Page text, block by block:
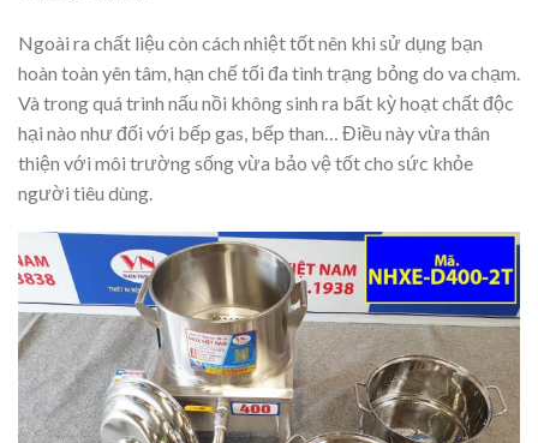
Ngoài ra chất liệu còn cách nhiệt tốt nên khi sử dụng bạn
hoàn toàn yên tâm, hạn chế tối đa tình trạng bỏng do va chạm.
Và trong quá trình nấu nồi không sinh ra bất kỳ hoạt chất độc
hại nào như đối với bếp gas, bếp than… Điều này vừa thân
thiện với môi trường sống vừa bảo vệ tốt cho sức khỏe
người tiêu dùng.